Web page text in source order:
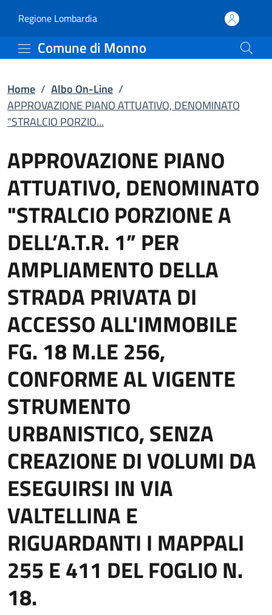
APPROVAZIONE
Regione Lombardia(apre in un'altra scheda).
Comune di Monno
Home / Albo On-Line /
APPROVAZIONE PIANO ATTUATIVO, DENOMINATO
"STRALCIO PORZIO...
APPROVAZIONE PIANO
ATTUATIVO, DENOMINATO
"STRALCIO PORZIONE A
DELL’A.T.R. 1” PER
AMPLIAMENTO DELLA
STRADA PRIVATA DI
ACCESSO ALL'IMMOBILE
FG. 18 M.LE 256,
CONFORME AL VIGENTE
STRUMENTO
URBANISTICO, SENZA
CREAZIONE DI VOLUMI DA
ESEGUIRSI IN VIA
VALTELLINA E
RIGUARDANTI I MAPPALI
255 E 411 DEL FOGLIO N.
18.